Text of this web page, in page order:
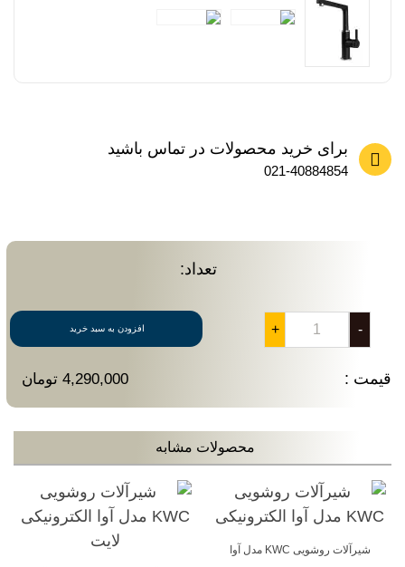
برای خرید محصولات در تماس باشید
021-40884854
تعداد:
-
+ افزودن به سبد خرید
قیمت : 4,290,000 تومان
محصولات مشابه
شیرآلات روشویی KWC مدل آوا